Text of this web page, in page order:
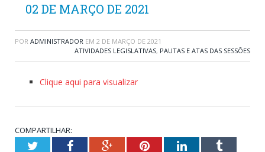
02 DE MARÇO DE 2021
POR ADMINISTRADOR EM 2 DE MARÇO DE 2021
ATIVIDADES LEGISLATIVAS, PAUTAS E ATAS DAS SESSÕES
Clique aqui para visualizar
COMPARTILHAR:
TwitterFacebookGoogle+PinterestLinkedInTumblr